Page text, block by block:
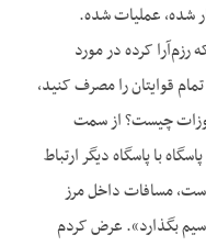
شده، عملیات شده.
کرده در مورد
قوایتان را مصرف کنید،
چیست؟ از سمت
با پاسگاه دیگر ارتباط
مسافات داخل مرز
بگذارد». عرض کردم